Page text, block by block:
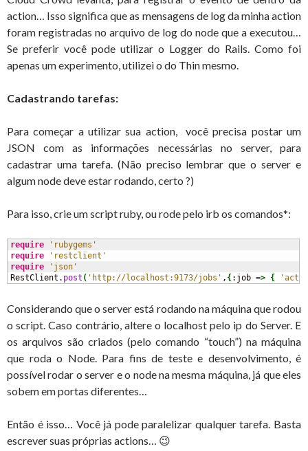
action… Isso significa que as mensagens de log da minha action
foram registradas no arquivo de log do node que a executou…
Se preferir você pode utilizar o Logger do Rails. Como foi
apenas um experimento, utilizei o do Thin mesmo.
Cadastrando tarefas:
Para começar a utilizar sua action, você precisa postar um
JSON com as informações necessárias no server, para
cadastrar uma tarefa. (Não preciso lembrar que o server e
algum node deve estar rodando, certo ?)
Para isso, crie um script ruby, ou rode pelo irb os comandos*:
require
'rubygems'
require
'restclient'
require
'json'
RestClient. post ( 'http://localhost:9173/jobs' , { :job => {
Considerando que o server está rodando na máquina que rodou
o script. Caso contrário, altere o localhost pelo ip do Server. E
os arquivos são criados (pelo comando “touch”) na máquina
que roda o Node. Para fins de teste e desenvolvimento, é
possível rodar o server e o node na mesma máquina, já que eles
sobem em portas diferentes…
Então é isso… Você já pode paralelizar qualquer tarefa. Basta
escrever suas próprias actions… 😉